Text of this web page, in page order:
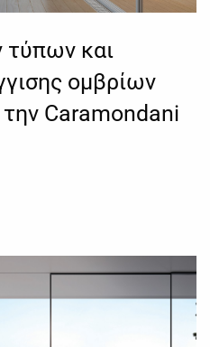
τύπων και
ομβρίων
Caramondani